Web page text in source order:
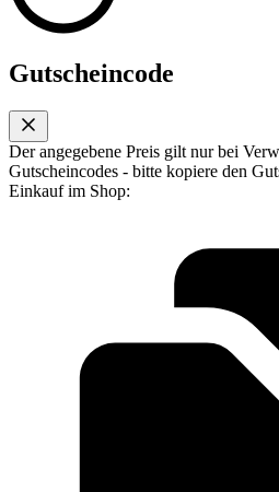
Gutscheincode
Der angegebene Preis gilt nur bei
Gutscheincodes - bitte kopiere den
Einkauf im Shop: